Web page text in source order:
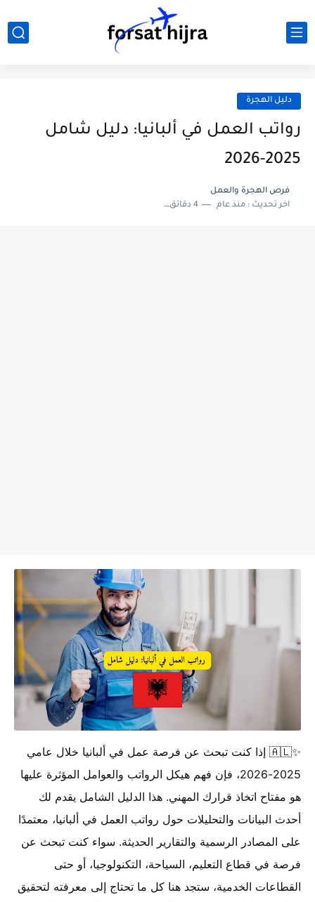
دليل الهجرة
رواتب العمل في ألبانيا: دليل شامل
2025-2026
فرص الهجرة والعمل
اخر تحديث :منذ عام 4 دقائق للقراءة
✨🇦🇱 إذا كنت تبحث عن فرصة عمل في ألبانيا خلال عامي
2025-2026، فإن فهم هيكل الرواتب والعوامل المؤثرة عليها
هو مفتاح اتخاذ قرارك المهني. هذا الدليل الشامل يقدم لك
أحدث البيانات والتحليلات حول رواتب العمل في ألبانيا، معتمدًا
على المصادر الرسمية والتقارير الحديثة. سواء كنت تبحث عن
فرصة في قطاع التعليم، السياحة، التكنولوجيا، أو حتى
القطاعات الخدمية، ستجد هنا كل ما تحتاج إلى معرفته لتحقيق